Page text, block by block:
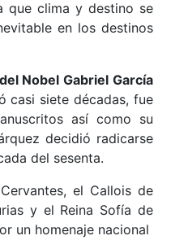
que clima y destino se
en los destinos
Nobel Gabriel García
casi siete décadas, fue
así como su
decidió radicarse
del sesenta.
el Callois de
y el Reina Sofía de
un homenaje nacional